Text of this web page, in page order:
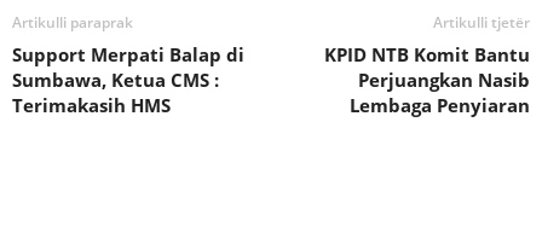
Artikulli paraprak
Support Merpati Balap di
Sumbawa, Ketua CMS :
Terimakasih HMS
Artikulli tjetër
KPID NTB Komit Bantu
Perjuangkan Nasib
Lembaga Penyiaran